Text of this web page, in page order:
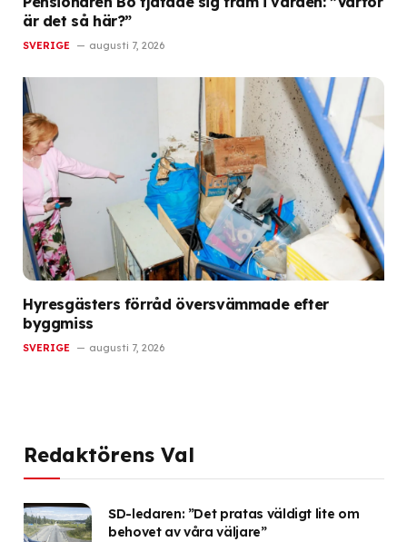
är det så här?”
SVERIGE augusti 7, 2026
Hyresgästers förråd översvämmade efter
byggmiss
SVERIGE augusti 7, 2026
Redaktörens Val
SD-ledaren: ”Det pratas väldigt lite om
behovet av våra väljare”